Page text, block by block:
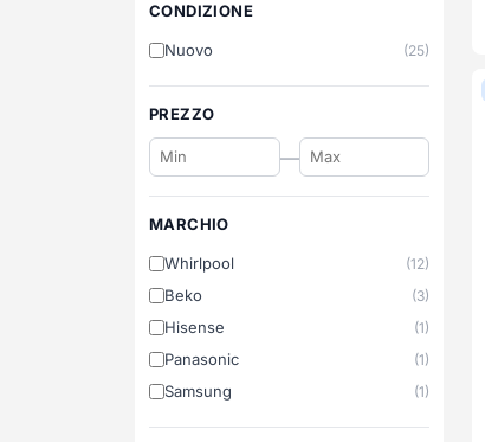
CONDIZIONE
Nuovo (25)
PREZZO
—
MARCHIO
Whirlpool (12)
Beko (3)
Hisense (1)
Panasonic (1)
Samsung (1)